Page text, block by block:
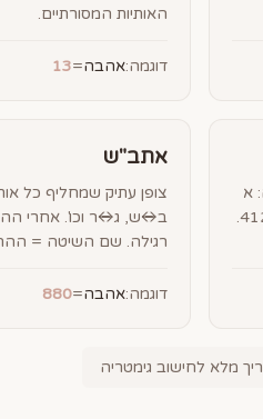
האותיות המסורתיים.
דוגמה:אהבה=
13
א
(אלף) = 1+30+80=111, ב (בית) = 2+10+400=412.
אתב"ש
צופן עתיק שמחליף כל
ב↔ש, ג↔ר וכו'. אחרי
רגילה. שם השיטה =
דוגמה:אהבה=
880
מלא לחישוב גימטריה